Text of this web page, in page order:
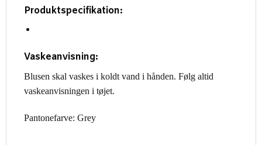
Produktspecifikation:
Vaskeanvisning:
Blusen skal vaskes i koldt vand i hånden. Følg altid
vaskeanvisningen i tøjet.
Pantonefarve: Grey